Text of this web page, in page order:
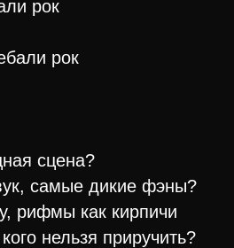
рок
рок
сцена?
самые дикие фэны?
рифмы как кирпичи
нельзя приручить?